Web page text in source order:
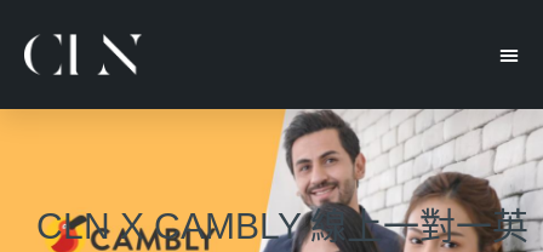
CLN X CAMBLY 線上一對一英